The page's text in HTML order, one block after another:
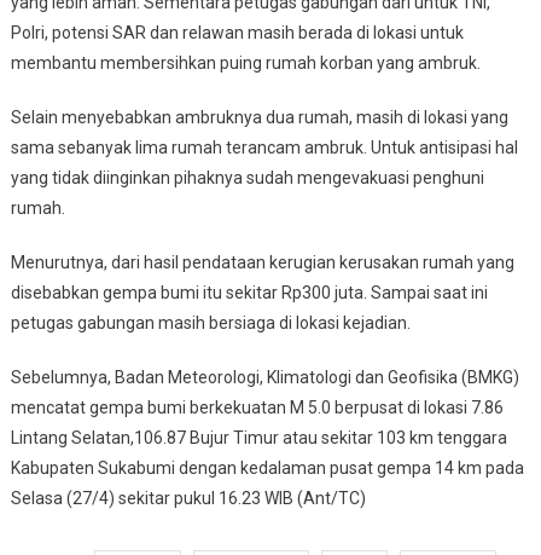
Polri, potensi SAR dan relawan masih berada di lokasi untuk
membantu membersihkan puing rumah korban yang ambruk.
Selain menyebabkan ambruknya dua rumah, masih di lokasi yang
sama sebanyak lima rumah terancam ambruk. Untuk antisipasi hal
yang tidak diinginkan pihaknya sudah mengevakuasi penghuni
rumah.
Menurutnya, dari hasil pendataan kerugian kerusakan rumah yang
disebabkan gempa bumi itu sekitar Rp300 juta. Sampai saat ini
petugas gabungan masih bersiaga di lokasi kejadian.
Sebelumnya, Badan Meteorologi, Klimatologi dan Geofisika (BMKG)
mencatat gempa bumi berkekuatan M 5.0 berpusat di lokasi 7.86
Lintang Selatan,106.87 Bujur Timur atau sekitar 103 km tenggara
Kabupaten Sukabumi dengan kedalaman pusat gempa 14 km pada
Selasa (27/4) sekitar pukul 16.23 WIB (Ant/TC)